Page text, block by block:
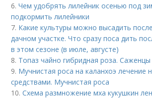
6.Чем удобрять лилейник осенью под
подкормить лилейники
7. Какие культуры можно высадить
дачном участке. Что сразу поса дить
в этом сезоне (в июле, августе)
8. Топаз чайно гибридная роза.
9. Мучнистая роса на каланхоэ лечение
средствами. Мучнистая роса
10.Схема размножение мха кукушкин